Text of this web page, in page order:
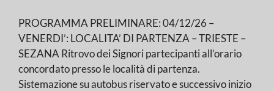
PROGRAMMA PRELIMINARE: 04/12/26 –
VENERDI’: LOCALITA’ DI PARTENZA – TRIESTE –
SEZANA Ritrovo dei Signori partecipanti all’orario
concordato presso le località di partenza.
Sistemazione su autobus riservato e successivo inizio